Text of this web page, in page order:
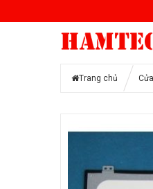
Trang chủ